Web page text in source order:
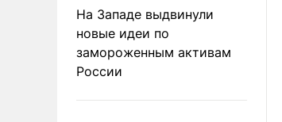
На Западе выдвинули
новые идеи по
замороженным активам
России